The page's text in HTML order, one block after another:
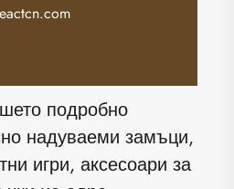
подробно
надуваеми замъци,
игри, аксесоари за